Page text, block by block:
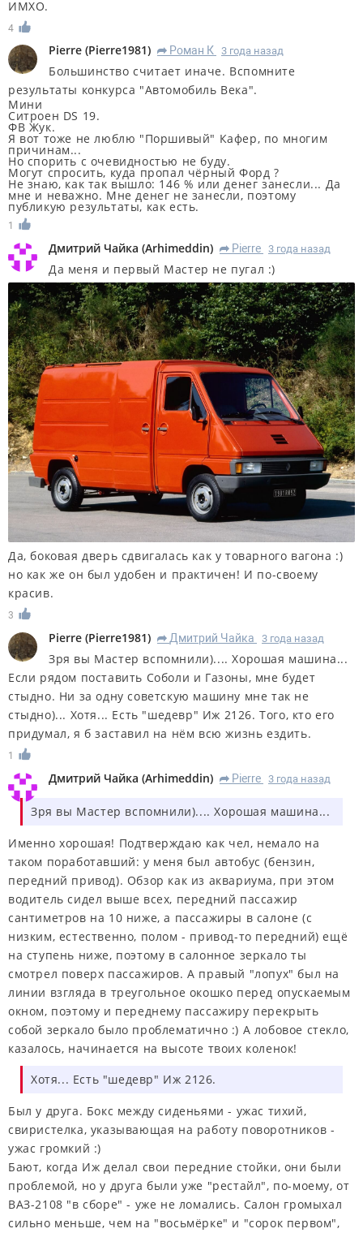
ИМХО.
4
Pierre (Pierre1981) R Роман К 3 года назад
Большинство считает иначе. Вспомните
результаты конкурса "Автомобиль Века".
Мини
Ситроен DS 19.
ФВ Жук.
Я вот тоже не люблю "Поршивый" Кафер, по многим
причинам...
Но спорить с очевидностью не буду.
Могут спросить, куда пропал чёрный Форд ?
Не знаю, как так вышло: 146 % или денег занесли... Да
мне и неважно. Мне денег не занесли, поэтому
публикую результаты, как есть.
1
Дмитрий Чайка (Arhimeddin) R Pierre 3 года назад
Да меня и первый Мастер не пугал :)
Да, боковая дверь сдвигалась как у товарного вагона :)
но как же он был удобен и практичен! И по-своему
красив.
3
Pierre (Pierre1981) R Дмитрий Чайка 3 года назад
Зря вы Мастер вспомнили).... Хорошая машина...
Если рядом поставить Соболи и Газоны, мне будет
стыдно. Ни за одну советскую машину мне так не
стыдно)... Хотя... Есть "шедевр" Иж 2126. Того, кто его
придумал, я б заставил на нём всю жизнь ездить.
1
Дмитрий Чайка (Arhimeddin) R Pierre 3 года назад
Зря вы Мастер вспомнили).... Хорошая машина...
Именно хорошая! Подтверждаю как чел, немало на
таком поработавший: у меня был автобус (бензин,
передний привод). Обзор как из аквариума, при этом
водитель сидел выше всех, передний пассажир
сантиметров на 10 ниже, а пассажиры в салоне (с
низким, естественно, полом - привод-то передний) ещё
на ступень ниже, поэтому в салонное зеркало ты
смотрел поверх пассажиров. А правый "лопух" был на
линии взгляда в треугольное окошко перед опускаемым
окном, поэтому и переднему пассажиру перекрыть
собой зеркало было проблематично :) А лобовое стекло,
казалось, начинается на высоте твоих коленок!
Хотя... Есть "шедевр" Иж 2126.
Был у друга. Бокс между сиденьями - ужас тихий,
свиристелка, указывающая на работу поворотников -
ужас громкий :)
Бают, когда Иж делал свои передние стойки, они были
проблемой, но у друга были уже "рестайл", по-моему, от
ВАЗ-2108 "в сборе" - уже не ломались. Салон громыхал
сильно меньше, чем на "восьмёрке" и "сорок первом",